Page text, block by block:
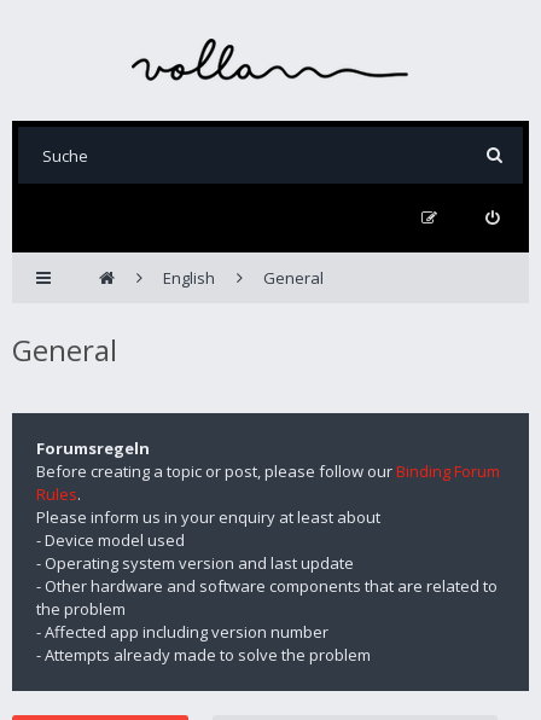
English General
General
Forumsregeln
Before creating a topic or post, please follow ourBinding Forum
Rules.
Please inform us in your enquiry at least about
- Device model used
- Operating system version and last update
- Other hardware and software components that are related to
the problem
- Affected app including version number
- Attempts already made to solve the problem